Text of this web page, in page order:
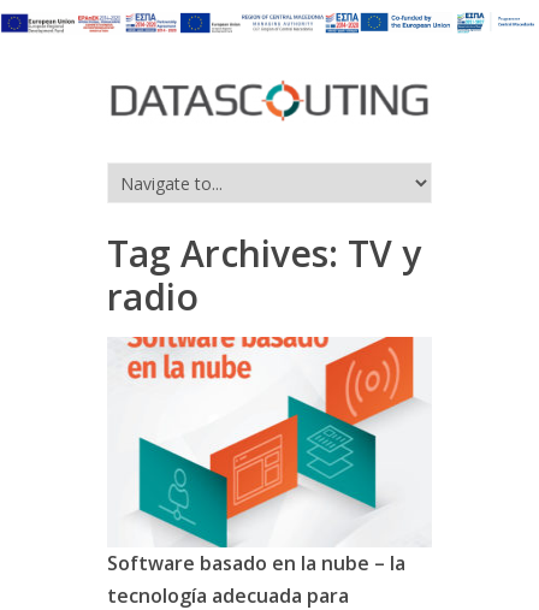
Tag Archives: TV y
radio
Software basado en la nube – la
tecnología adecuada para